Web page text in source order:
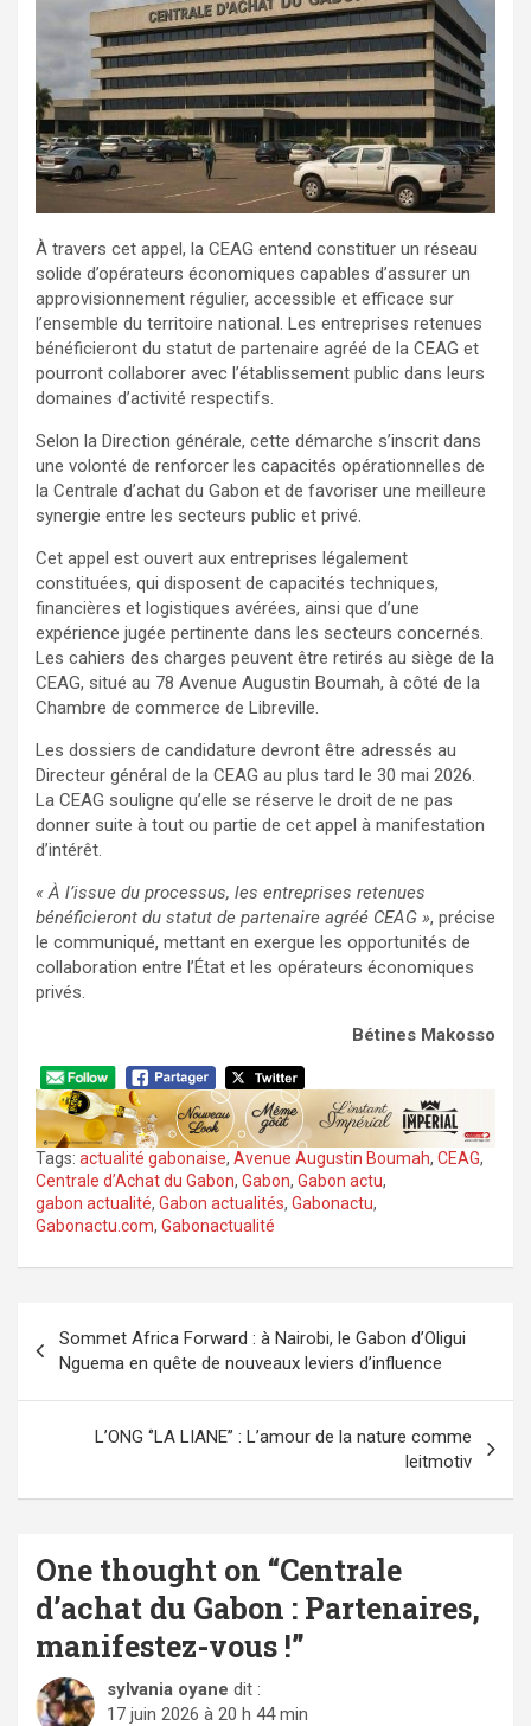
À travers cet appel, la CEAG entend constituer un réseau
solide d’opérateurs économiques capables d’assurer un
approvisionnement régulier, accessible et efficace sur
l’ensemble du territoire national. Les entreprises retenues
bénéficieront du statut de partenaire agréé de la CEAG et
pourront collaborer avec l’établissement public dans leurs
domaines d’activité respectifs.
Selon la Direction générale, cette démarche s’inscrit dans
une volonté de renforcer les capacités opérationnelles de
la Centrale d’achat du Gabon et de favoriser une meilleure
synergie entre les secteurs public et privé.
Cet appel est ouvert aux entreprises légalement
constituées, qui disposent de capacités techniques,
financières et logistiques avérées, ainsi que d’une
expérience jugée pertinente dans les secteurs concernés.
Les cahiers des charges peuvent être retirés au siège de la
CEAG, situé au 78 Avenue Augustin Boumah, à côté de la
Chambre de commerce de Libreville.
Les dossiers de candidature devront être adressés au
Directeur général de la CEAG au plus tard le 30 mai 2026.
La CEAG souligne qu’elle se réserve le droit de ne pas
donner suite à tout ou partie de cet appel à manifestation
d’intérêt.
« À l’issue du processus, les entreprises retenues
bénéficieront du statut de partenaire agréé CEAG », précise
le communiqué, mettant en exergue les opportunités de
collaboration entre l’État et les opérateurs économiques
privés.
Bétines Makosso
Tags: actualité gabonaise, Avenue Augustin Boumah, CEAG,
Centrale d’Achat du Gabon, Gabon, Gabon actu,
gabon actualité, Gabon actualités, Gabonactu,
Gabonactu.com, Gabonactualité
de
l’article
Sommet Africa Forward : à Nairobi, le Gabon d’Oligui
Nguema en quête de nouveaux leviers d’influence
L’ONG ‘’LA LIANE’’ : L’amour de la nature comme
leitmotiv
One thought on “Centrale
d’achat du Gabon : Partenaires,
manifestez-vous !”
sylvania oyane dit :
17 juin 2026 à 20 h 44 min